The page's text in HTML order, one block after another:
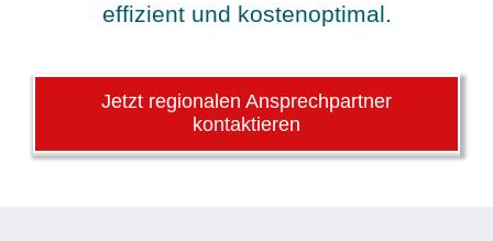
effizient und kostenoptimal.
Jetzt regionalen Ansprechpartner
kontaktieren